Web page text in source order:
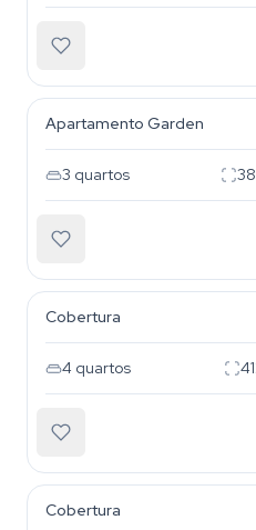
Apartamento Garden
3 quartos
Cobertura
4 quartos
Cobertura